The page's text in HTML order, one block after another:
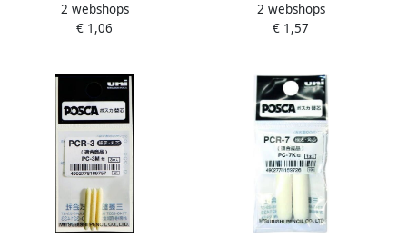
PC5M medium 3 stuks
2 webshops
€ 1,06
PC17K extra breed
rechthoek 3 stuks
2 webshops
€ 1,57